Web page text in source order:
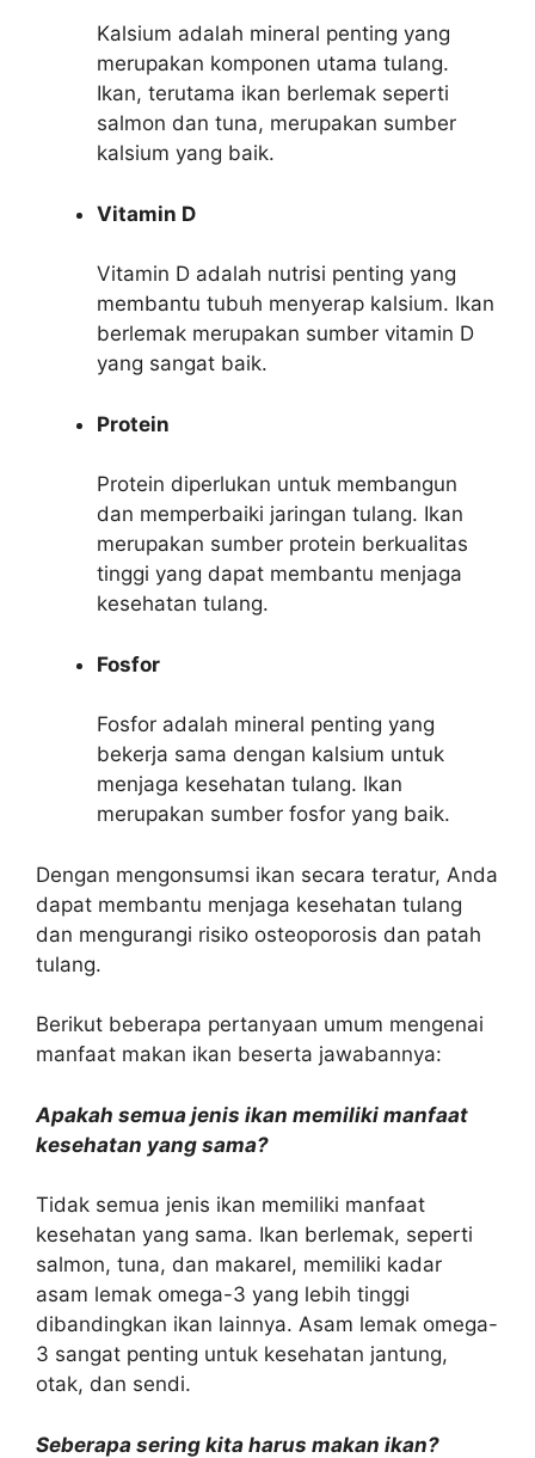
Kalsium adalah mineral penting yang
merupakan komponen utama tulang.
Ikan, terutama ikan berlemak seperti
salmon dan tuna, merupakan sumber
kalsium yang baik.
Vitamin D
Vitamin D adalah nutrisi penting yang
membantu tubuh menyerap kalsium. Ikan
berlemak merupakan sumber vitamin D
yang sangat baik.
Protein
Protein diperlukan untuk membangun
dan memperbaiki jaringan tulang. Ikan
merupakan sumber protein berkualitas
tinggi yang dapat membantu menjaga
kesehatan tulang.
Fosfor
Fosfor adalah mineral penting yang
bekerja sama dengan kalsium untuk
menjaga kesehatan tulang. Ikan
merupakan sumber fosfor yang baik.
Dengan mengonsumsi ikan secara teratur, Anda
dapat membantu menjaga kesehatan tulang
dan mengurangi risiko osteoporosis dan patah
tulang.
Berikut beberapa pertanyaan umum mengenai
manfaat makan ikan beserta jawabannya:
Apakah semua jenis ikan memiliki manfaat
kesehatan yang sama?
Tidak semua jenis ikan memiliki manfaat
kesehatan yang sama. Ikan berlemak, seperti
salmon, tuna, dan makarel, memiliki kadar
asam lemak omega-3 yang lebih tinggi
dibandingkan ikan lainnya. Asam lemak omega-
3 sangat penting untuk kesehatan jantung,
otak, dan sendi.
Seberapa sering kita harus makan ikan?